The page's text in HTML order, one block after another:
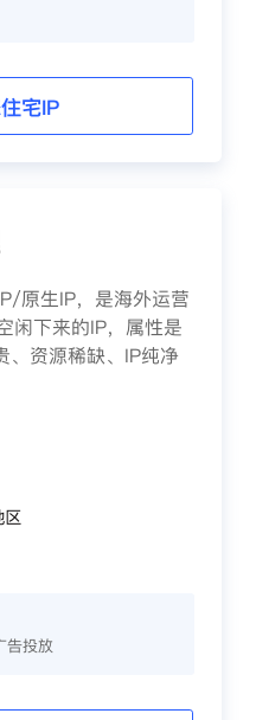
宅IP
原生IP，是海外运营
闲下来的IP，属性是
、资源稀缺、IP纯净
区
告投放